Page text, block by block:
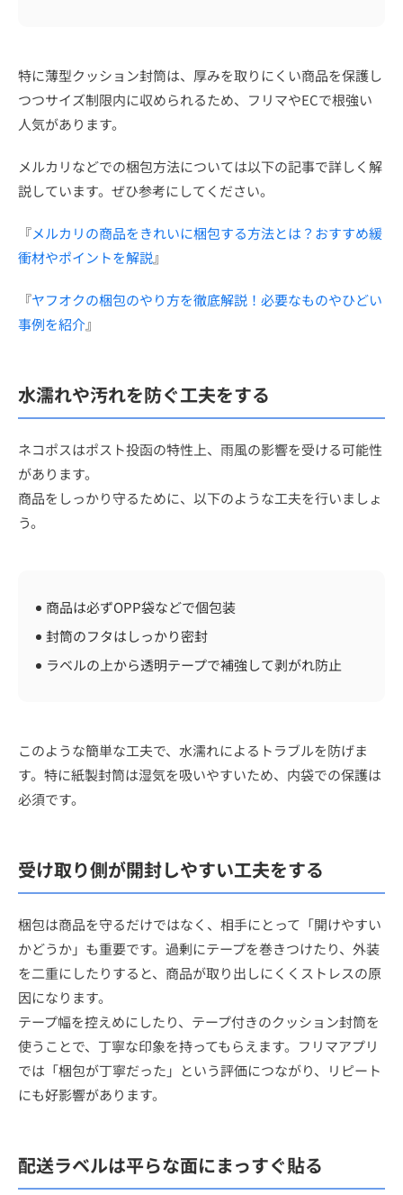
特に薄型クッション封筒は、厚みを取りにくい商品を保護し
つつサイズ制限内に収められるため、フリマやECで根強い
人気があります。
メルカリなどでの梱包方法については以下の記事で詳しく解
説しています。ぜひ参考にしてください。
『メルカリの商品をきれいに梱包する方法とは？おすすめ緩
衝材やポイントを解説』
『ヤフオクの梱包のやり方を徹底解説！必要なものやひどい
事例を紹介』
水濡れや汚れを防ぐ工夫をする
ネコポスはポスト投函の特性上、雨風の影響を受ける可能性
があります。
商品をしっかり守るために、以下のような工夫を行いましょ
う。
商品は必ずOPP袋などで個包装
封筒のフタはしっかり密封
ラベルの上から透明テープで補強して剥がれ防止
このような簡単な工夫で、水濡れによるトラブルを防げま
す。特に紙製封筒は湿気を吸いやすいため、内袋での保護は
必須です。
受け取り側が開封しやすい工夫をする
梱包は商品を守るだけではなく、相手にとって「開けやすい
かどうか」も重要です。過剰にテープを巻きつけたり、外装
を二重にしたりすると、商品が取り出しにくくストレスの原
因になります。
テープ幅を控えめにしたり、テープ付きのクッション封筒を
使うことで、丁寧な印象を持ってもらえます。フリマアプリ
では「梱包が丁寧だった」という評価につながり、リピート
にも好影響があります。
配送ラベルは平らな面にまっすぐ貼る